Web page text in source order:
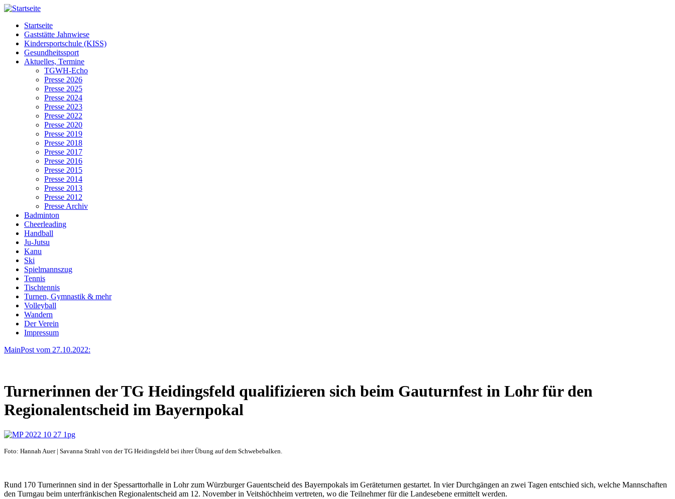
Startseite
Gaststätte Jahnwiese
Kindersportschule (KISS)
Gesundheitssport
Aktuelles, Termine
TGWH-Echo
Presse 2026
Presse 2025
Presse 2024
Presse 2023
Presse 2022
Presse 2020
Presse 2019
Presse 2018
Presse 2017
Presse 2016
Presse 2015
Presse 2014
Presse 2013
Presse 2012
Presse Archiv
Badminton
Cheerleading
Handball
Ju-Jutsu
Kanu
Ski
Spielmannszug
Tennis
Tischtennis
Turnen, Gymnastik & mehr
Volleyball
Wandern
Der Verein
Impressum
MainPost vom 27.10.2022:
Turnerinnen der TG Heidingsfeld qualifizieren sich beim Gauturnfest in Lohr für den
Regionalentscheid im Bayernpokal
Foto: Hannah Auer | Savanna Strahl von der TG Heidingsfeld bei ihrer Übung auf dem Schwebebalken.
Rund 170 Turnerinnen sind in der Spessarttorhalle in Lohr zum Würzburger Gauentscheid des Bayernpokals im Geräteturnen gestartet. In vier Durchgängen an zwei Tagen entschied sich, welche Mannschaften
den Turngau beim unterfränkischen Regionalentscheid am 12. November in Veitshöchheim vertreten, wo die Teilnehmer für die Landesebene ermittelt werden.